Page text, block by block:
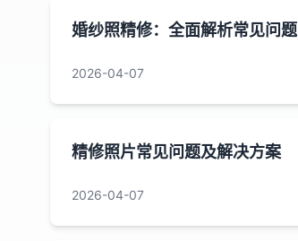
婚纱照精修：全面解析常见问题
2026-04-07
精修照片常见问题及解决方案
2026-04-07